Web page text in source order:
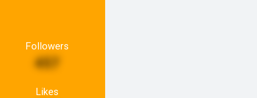
Followers
457
Likes